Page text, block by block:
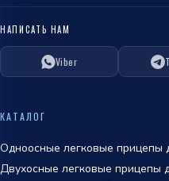
НАПИСАТЬ НАМ
Viber
КАТАЛОГ
Одноосные легковые прицепы
Двухосные легковые прицепы